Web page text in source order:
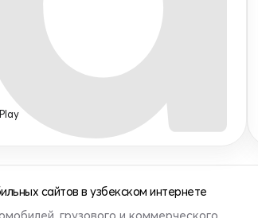
сайтов в узбекском интернете